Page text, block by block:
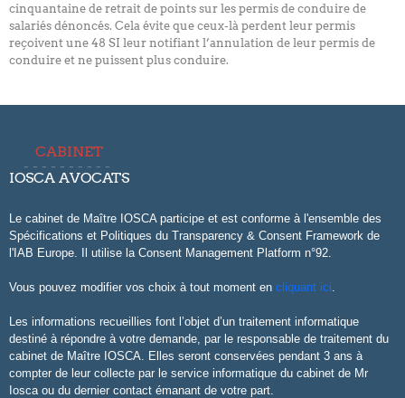
cinquantaine de retrait de points sur les permis de conduire de
salariés dénoncés. Cela évite que ceux-là perdent leur permis
reçoivent une 48 SI leur notifiant l’annulation de leur permis de
conduire et ne puissent plus conduire.
CABINET
IOSCA AVOCATS
Le cabinet de Maître IOSCA participe et est conforme à l'ensemble des
Spécifications et Politiques du Transparency & Consent Framework de
l'IAB Europe. Il utilise la Consent Management Platform n°92.
Vous pouvez modifier vos choix à tout moment en cliquant ici.
Les informations recueillies font l’objet d’un traitement informatique
destiné à répondre à votre demande, par le responsable de traitement du
cabinet de Maître IOSCA. Elles seront conservées pendant 3 ans à
compter de leur collecte par le service informatique du cabinet de Mr
Iosca ou du dernier contact émanant de votre part.